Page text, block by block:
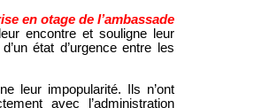
en otage de l’ambassade
encontre et souligne leur
état d’urgence entre les
leur impopularité. Ils n’ont
avec l’administration